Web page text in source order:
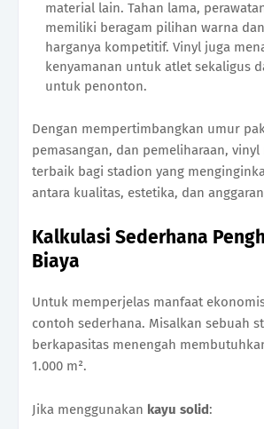
material lain. Tahan lama,
memiliki beragam pilihan warna
harganya kompetitif. Vinyl juga
kenyamanan untuk atlet sekaligus
untuk penonton.
Dengan mempertimbangkan umur
pemasangan, dan pemeliharaan,
terbaik bagi stadion yang
antara kualitas, estetika, dan
Kalkulasi Sederhana
Biaya
Untuk memperjelas manfaat
contoh sederhana. Misalkan sebuah
berkapasitas menengah
1.000 m².
Jika menggunakan kayu solid: